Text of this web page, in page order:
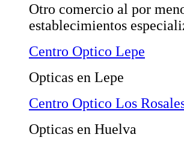
Otro comercio al por
establecimientos
Centro Optico Lepe
Opticas en Lepe
Centro Optico Los
Opticas en Huelva